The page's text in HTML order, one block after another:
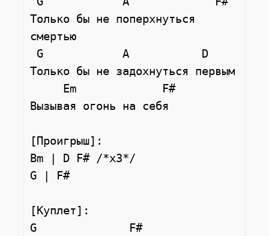
Только бы не поперхнуться
смертью
Только бы не задохнуться первым
Вызывая огонь на себя
[Проигрыш]:
Bm | D F# /*x3*/
G | F#
[Куплет]:
G              F#